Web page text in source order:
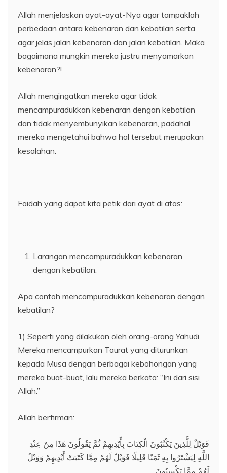
Allah menjelaskan ayat-ayat-Nya agar tampaklah
perbedaan antara kebenaran dan kebatilan serta
agar jelas jalan kebenaran dan jalan kebatilan. Maka
bagaimana mungkin mereka justru menyamarkan
kebenaran?!
Allah mengingatkan mereka agar tidak
mencampuradukkan kebenaran dengan kebatilan
dan tidak menyembunyikan kebenaran, padahal
mereka mengetahui bahwa hal tersebut merupakan
kesalahan.
Faidah yang dapat kita petik dari ayat di atas:
Larangan mencampuradukkan kebenaran
dengan kebatilan.
Apa contoh mencampuradukkan kebenaran dengan
kebatilan?
1) Seperti yang dilakukan oleh orang-orang Yahudi.
Mereka mencampurkan Taurat yang diturunkan
kepada Musa dengan berbagai kebohongan yang
mereka buat-buat, lalu mereka berkata: “Ini dari sisi
Allah.”
Allah berfirman:
فَوَيْلٌ لِلَّذِينَ يَكْتُبُونَ الْكِتَابَ بِأَيْدِيهِمْ ثُمَّ يَقُولُونَ هَذَا مِنْ عِنْدِ
اللَّهِ لِيَشْتَرُوا بِهِ ثَمَنًا قَلِيلًا فَوَيْلٌ لَهُمْ مِمَّا كَتَبَتْ أَيْدِيهِمْ وَوَيْلٌ